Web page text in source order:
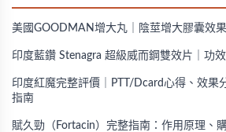
美國GOODMAN增大丸｜陰莖增大膠囊效
印度藍鑽 Stenagra 超級威而鋼雙效片｜功
印度紅魔完整評價｜PTT/Dcard心得、效果
指南
賦久勁（Fortacin）完整指南：作用原理、